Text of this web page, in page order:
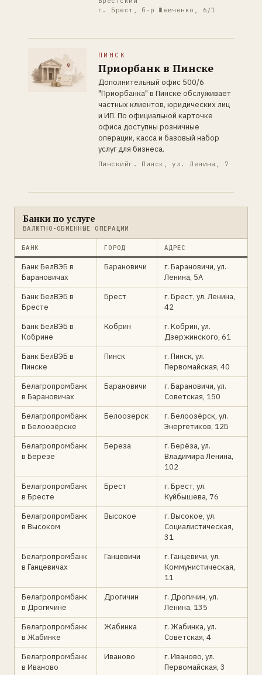
г. Брест, б-р Шевченко, 6/1
ПИНСК
Приорбанк в Пинске
Дополнительный офис 500/6
"Приорбанка" в Пинске обслуживает
частных клиентов, юридических лиц
и ИП. По официальной карточке
офиса доступны розничные
операции, касса и базовый набор
услуг для бизнеса.
Пинскийг. Пинск, ул. Ленина, 7
Банки по услуге
ВАЛЮТНО-ОБМЕННЫЕ ОПЕРАЦИИ
БАНК ГОРОД АДРЕС
Банк БелВЭБ в
Барановичах
Барановичи
г. Барановичи, ул.
Ленина, 5А
Банк БелВЭБ в
Бресте
Брест
г. Брест, ул. Ленина,
42
Банк БелВЭБ в
Кобрине
Кобрин
г. Кобрин, ул.
Дзержинского, 61
Банк БелВЭБ в
Пинске
Пинск
г. Пинск, ул.
Первомайская, 40
Белагропромбанк
в Барановичах
Барановичи
г. Барановичи, ул.
Советская, 150
Белагропромбанк
в Белоозёрске
Белоозерск
г. Белоозёрск, ул.
Энергетиков, 12Б
Белагропромбанк
в Берёзе
Береза
г. Берёза, ул.
Владимира Ленина,
102
Белагропромбанк
в Бресте
Брест
г. Брест, ул.
Куйбышева, 76
Белагропромбанк
в Высоком
Высокое
г. Высокое, ул.
Социалистическая,
31
Белагропромбанк
в Ганцевичах
Ганцевичи
г. Ганцевичи, ул.
Коммунистическая,
11
Белагропромбанк
в Дрогичине
Дрогичин
г. Дрогичин, ул.
Ленина, 135
Белагропромбанк
в Жабинке
Жабинка
г. Жабинка, ул.
Советская, 4
Белагропромбанк
в Иваново
Иваново
г. Иваново, ул.
Первомайская, 3